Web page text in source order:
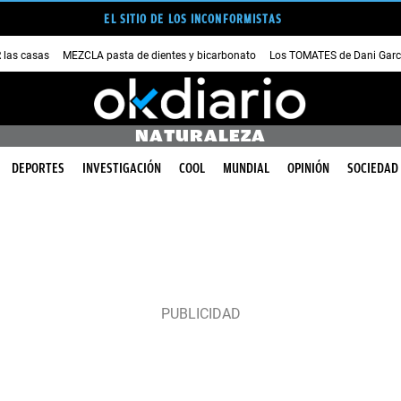
EL SITIO DE LOS INCONFORMISTAS
las casas MEZCLA pasta de dientes y bicarbonato Los TOMATES de Dani
NATURALEZA
DEPORTES INVESTIGACIÓN COOL MUNDIAL OPINIÓN SOCIEDAD